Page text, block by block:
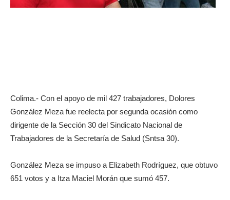
Colima.- Con el apoyo de mil 427 trabajadores, Dolores
González Meza fue reelecta por segunda ocasión como
dirigente de la Sección 30 del Sindicato Nacional de
Trabajadores de la Secretaría de Salud (Sntsa 30).
González Meza se impuso a Elizabeth Rodríguez, que obtuvo
651 votos y a Itza Maciel Morán que sumó 457.